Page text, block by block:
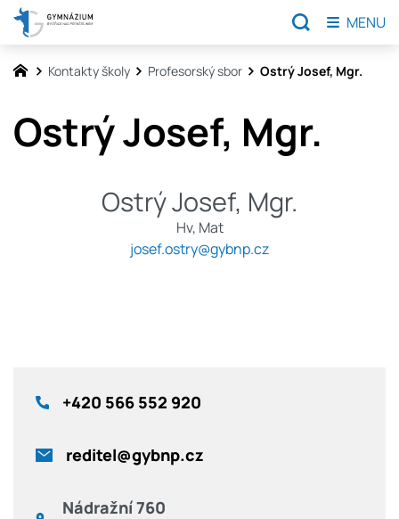
Kontakty školy Profesorský sbor Ostrý Josef, Mgr.
Ostrý Josef, Mgr.
Ostrý Josef, Mgr.
Hv, Mat
josef.ostry@gybnp.cz
+420 566 552 920
reditel@gybnp.cz
Nádražní 760
MENU